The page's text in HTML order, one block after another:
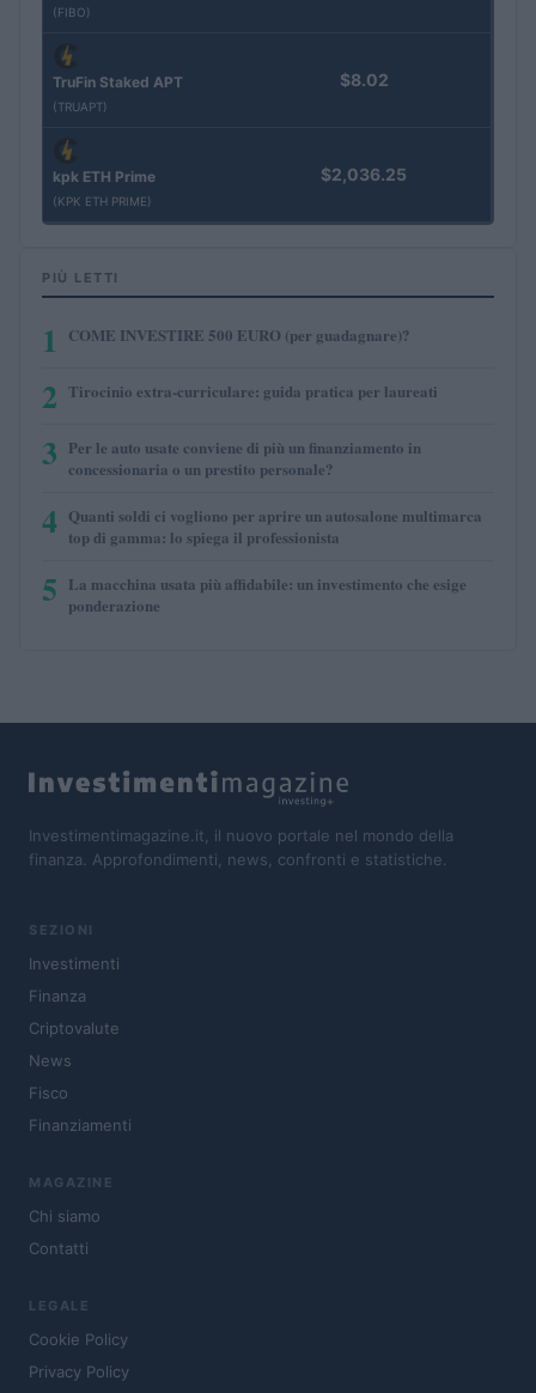
(FIBO)
TruFin Staked APT
(TRUAPT)
$8.02
kpk ETH Prime
(KPK ETH PRIME)
$2,036.25
PIÙ LETTI
1 COME INVESTIRE 500 EURO (per guadagnare)?
2 Tirocinio extra-curriculare: guida pratica per laureati
3 Per le auto usate conviene di più un finanziamento in
concessionaria o un prestito personale?
4 Quanti soldi ci vogliono per aprire un autosalone multimarca
top di gamma: lo spiega il professionista
5 La macchina usata più affidabile: un investimento che esige
ponderazione
Investimentimagazine.it, il nuovo portale nel mondo della
finanza. Approfondimenti, news, confronti e statistiche.
SEZIONI
Investimenti
Finanza
Criptovalute
News
Fisco
Finanziamenti
MAGAZINE
Chi siamo
Contatti
LEGALE
Cookie Policy
Privacy Policy